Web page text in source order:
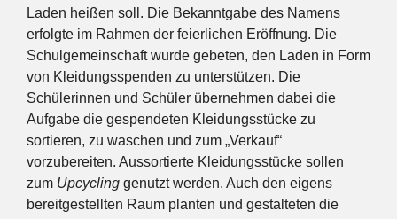
Laden heißen soll. Die Bekanntgabe des Namens
erfolgte im Rahmen der feierlichen Eröffnung. Die
Schulgemeinschaft wurde gebeten, den Laden in Form
von Kleidungsspenden zu unterstützen. Die
Schülerinnen und Schüler übernehmen dabei die
Aufgabe die gespendeten Kleidungsstücke zu
sortieren, zu waschen und zum „Verkauf“
vorzubereiten. Aussortierte Kleidungsstücke sollen
zum Upcycling genutzt werden. Auch den eigens
bereitgestellten Raum planten und gestalteten die